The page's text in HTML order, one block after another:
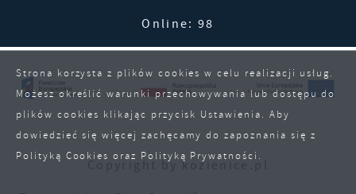
Online: 98
Copyright by kozienice.pl
Strona korzysta z plików cookies w celu realizacji usług.
Możesz określić warunki przechowywania lub dostępu do
plików cookies klikając przycisk Ustawienia. Aby
dowiedzieć się więcej zachęcamy do zapoznania się z
Polityką Cookies oraz Polityką Prywatności.